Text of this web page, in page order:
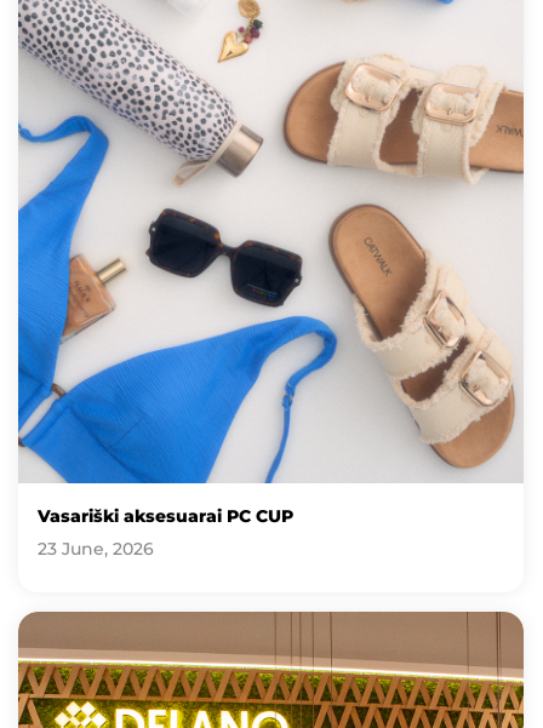
Vasariški aksesuarai PC CUP
23 June, 2026